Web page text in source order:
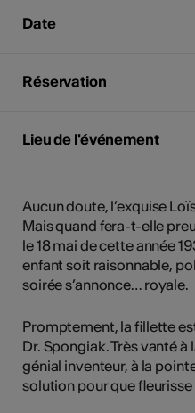
Date
Réservation
Lieu de l'événement
Aucun doute, l’exquise
Mais quand fera-t-elle
le 18 mai de cette année
enfant soit raisonnable,
soirée s’annonce… royale.
Promptement, la fillette
Dr. Spongiak. Très vanté
génial inventeur, à la
solution pour que fleurisse